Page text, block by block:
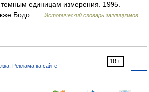
единицам измерения. 1995.
Бодо …
Исторический словарь галлицизмов
18+
Реклама на сайте